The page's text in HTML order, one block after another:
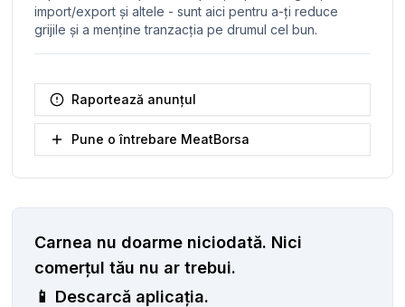
import/export și altele - sunt aici pentru a-ți reduce
grijile și a menține tranzacția pe drumul cel bun.
Raportează anunțul
Pune o întrebare MeatBorsa
Carnea nu doarme niciodată. Nici
comerțul tău nu ar trebui.
📱 Descarcă aplicația.